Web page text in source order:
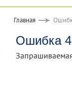
Главная
Ошибка